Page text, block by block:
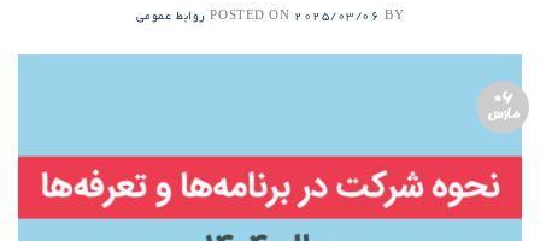
POSTED ON 2025/03/06 BY روابط عمومی
06
مارس